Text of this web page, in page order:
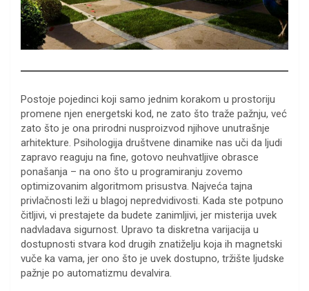
Postoje pojedinci koji samo jednim korakom u prostoriju
promene njen energetski kod, ne zato što traže pažnju, već
zato što je ona prirodni nusproizvod njihove unutrašnje
arhitekture. Psihologija društvene dinamike nas uči da ljudi
zapravo reaguju na fine, gotovo neuhvatljive obrasce
ponašanja – na ono što u programiranju zovemo
optimizovanim algoritmom prisustva. Najveća tajna
privlačnosti leži u blagoj nepredvidivosti. Kada ste potpuno
čitljivi, vi prestajete da budete zanimljivi, jer misterija uvek
nadvladava sigurnost. Upravo ta diskretna varijacija u
dostupnosti stvara kod drugih znatiželju koja ih magnetski
vuče ka vama, jer ono što je uvek dostupno, tržište ljudske
pažnje po automatizmu devalvira.